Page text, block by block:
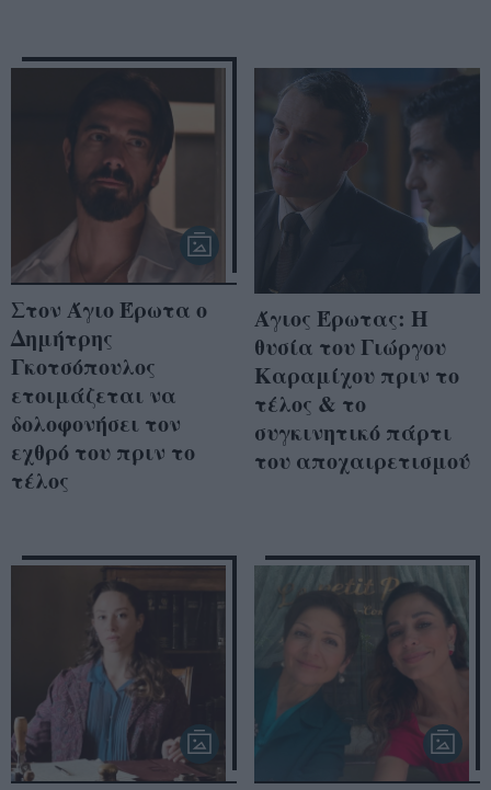
Στον Άγιο Έρωτα ο
Δημήτρης
Γκοτσόπουλος
ετοιμάζεται να
δολοφονήσει τον
εχθρό του πριν το
τέλος
Άγιος Έρωτας: Η
θυσία του Γιώργου
Καραμίχου πριν το
τέλος & το
συγκινητικό πάρτι
του αποχαιρετισμού